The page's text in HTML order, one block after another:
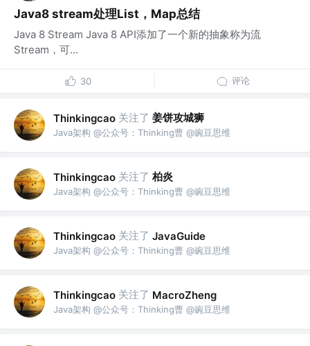
Java8 stream处理List，Map总结
Java 8 Stream Java 8 API添加了一个新的抽象称为流
Stream，可...
30 评论
Thinkingcao 关注了 姜饼攻城狮
Java架构 @公众号：Thinking曹 @豌豆思维
Thinkingcao 关注了 柏炎
Java架构 @公众号：Thinking曹 @豌豆思维
Thinkingcao 关注了 JavaGuide
Java架构 @公众号：Thinking曹 @豌豆思维
Thinkingcao 关注了 MacroZheng
Java架构 @公众号：Thinking曹 @豌豆思维